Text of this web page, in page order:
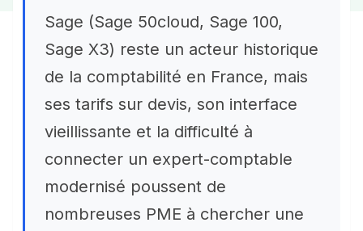
Sage (Sage 50cloud, Sage 100,
Sage X3) reste un acteur historique
de la comptabilité en France, mais
ses tarifs sur devis, son interface
vieillissante et la difficulté à
connecter un expert-comptable
modernisé poussent de
nombreuses PME à chercher une